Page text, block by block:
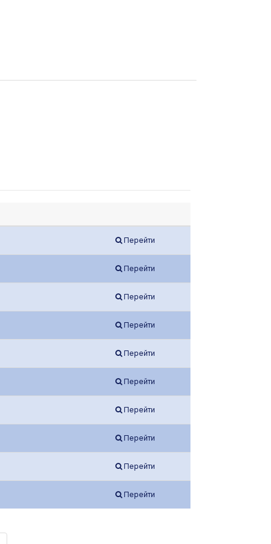
Перейти
Перейти
Перейти
Перейти
Перейти
Перейти
Перейти
Перейти
Перейти
Перейти